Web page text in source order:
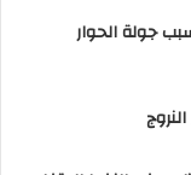
جولة الحوار